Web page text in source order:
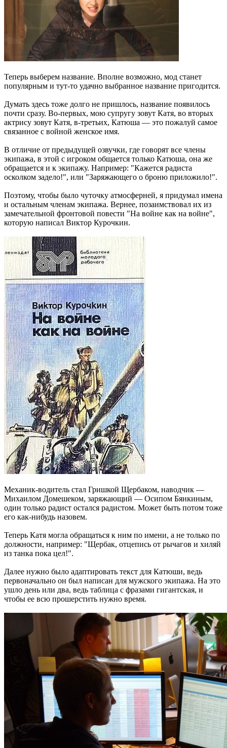
Теперь выберем название. Вполне возможно, мод станет
популярным и тут-то удачно выбранное название пригодится.
Думать здесь тоже долго не пришлось, название появилось
почти сразу. Во-первых, мою супругу зовут Катя, во вторых
актрису зовут Катя, в-третьих, Катюша — это пожалуй самое
связанное с войной женское имя.
В отличие от предыдущей озвучки, где говорят все члены
экипажа, в этой с игроком общается только Катюша, она же
обращается и к экипажу. Например: "Кажется радиста
осколком задело!", или "Заряжающего о броню приложило!".
Поэтому, чтобы было чуточку атмосферней, я придумал имена
и остальным членам экипажа. Вернее, позаимствовал их из
замечательной фронтовой повести "На войне как на войне",
которую написал Виктор Курочкин.
Механик-водитель стал Гришкой Щербаком, наводчик —
Михаилом Домешеком, заряжающий — Осипом Бянкиным,
один только радист остался радистом. Может быть потом тоже
его как-нибудь назовем.
Теперь Катя могла обращаться к ним по имени, а не только по
должности, например: "Щербак, отцепись от рычагов и хиляй
из танка пока цел!".
Далее нужно было адаптировать текст для Катюши, ведь
первоначально он был написан для мужского экипажа. На это
ушло день или два, ведь таблица с фразами гигантская, и
чтобы ее всю прошерстить нужно время.